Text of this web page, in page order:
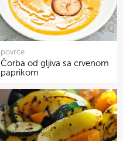
povrće
Čorba od gljiva sa crvenom
paprikom